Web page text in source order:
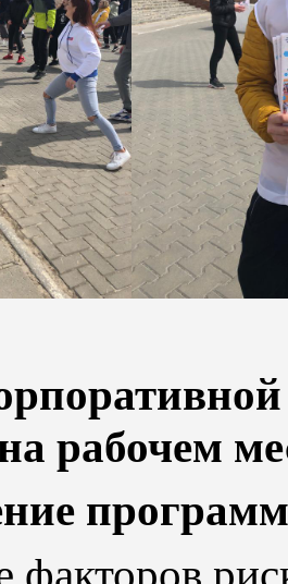
рабочем